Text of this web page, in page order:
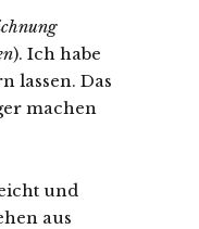
). Ich habe
lassen. Das
machen
und
aus